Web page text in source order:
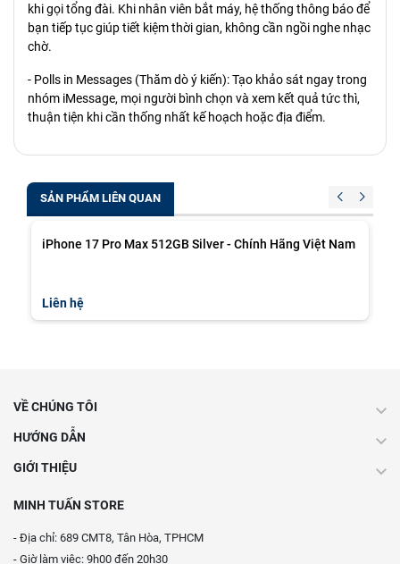
khi gọi tổng đài. Khi nhân viên bắt máy, hệ thống thông báo để
bạn tiếp tục giúp tiết kiệm thời gian, không cần ngồi nghe nhạc
chờ.
- Polls in Messages (Thăm dò ý kiến): Tạo khảo sát ngay trong
nhóm iMessage, mọi người bình chọn và xem kết quả tức thì,
thuận tiện khi cần thống nhất kế hoạch hoặc địa điểm.
SẢN PHẨM LIÊN QUAN
iPhone 17 Pro Max 512GB Silver - Chính Hãng Việt Nam
Liên hệ
VỀ CHÚNG TÔI
HƯỚNG DẪN
GIỚI THIỆU
MINH TUẤN STORE
- Địa chỉ: 689 CMT8, Tân Hòa, TPHCM
- Giờ làm việc: 9h00 đến 20h30